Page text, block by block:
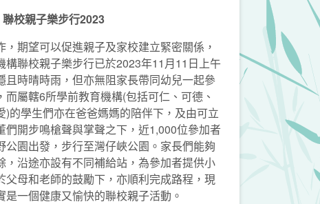
聯校親子樂步行2023
期望可以促進親子及家校建立緊密關係，
構聯校親子樂步行已於2023年11月11日上午
且時晴時雨，但亦無阻家長帶同幼兒一起參
屬轄6所學前教育機構(包括可仁、可德、
)的學生們亦在爸爸媽媽的陪伴下，及由可立
們開步鳴槍聲與掌聲之下，近1,000位參加者
公園出發，步行至灣仔峽公園。家長們能夠
，沿途亦設有不同補給站，為參加者提供小
父母和老師的鼓勵下，亦順利完成路程，現
一個健康又愉快的聯校親子活動。